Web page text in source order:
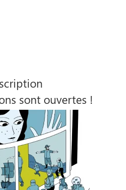
sont ouvertes !